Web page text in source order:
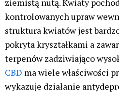
ziemistą nutą. Kwiaty
kontrolowanych upraw
struktura kwiatów jest
pokryta kryształkami a
terpenów zadziwiająco
CBD ma wiele właściwości
wykazuje działanie